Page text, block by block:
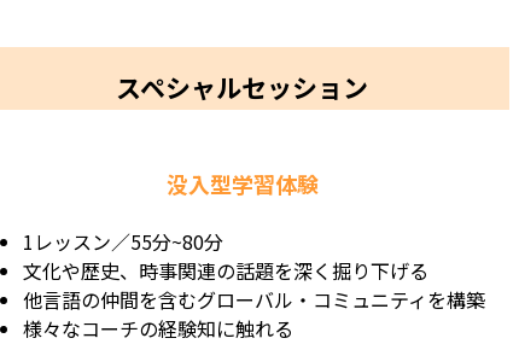
スペシャルセッション
没入型学習体験
1レッスン／55分~80分
文化や歴史、時事関連の話題を深く掘り下げる
他言語の仲間を含むグローバル・コミュニティを構築
様々なコーチの経験知に触れる